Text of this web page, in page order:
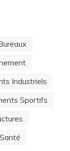
Industriels
Sportifs
Santé